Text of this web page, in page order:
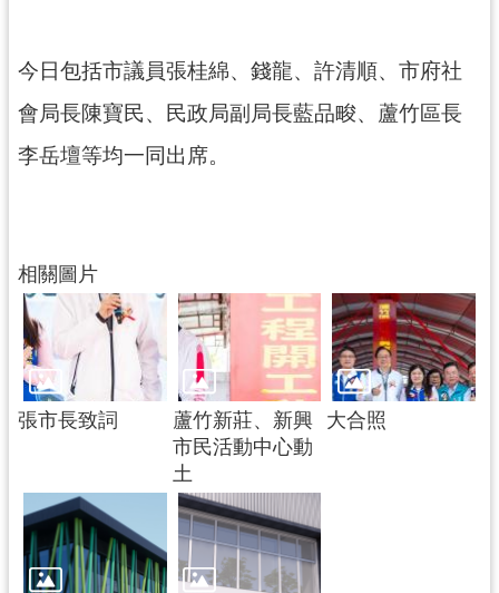
告
今日包括市議員張桂綿、錢龍、許清順、市府社
會局長陳寶民、民政局副局長藍品畯、蘆竹區長
李岳壇等均一同出席。
相關圖片
張市長致詞
蘆竹新莊、新興
市民活動中心動
土
大合照